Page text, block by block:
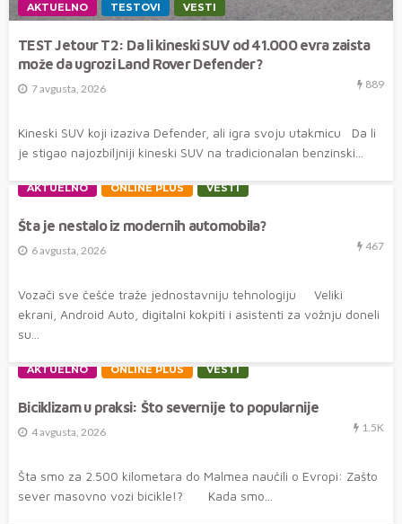
AKTUELNO TESTOVI VESTI
TEST Jetour T2: Da li kineski SUV od 41.000 evra zaista
može da ugrozi Land Rover Defender?
7 avgusta, 2026 889
Kineski SUV koji izaziva Defender, ali igra svoju utakmicu Da li
je stigao najozbiljniji kineski SUV na tradicionalan benzinski...
AKTUELNO ONLINE PLUS VESTI
Šta je nestalo iz modernih automobila?
6 avgusta, 2026 467
Vozači sve češće traže jednostavniju tehnologiju Veliki
ekrani, Android Auto, digitalni kokpiti i asistenti za vožnju doneli
su...
AKTUELNO ONLINE PLUS VESTI
Biciklizam u praksi: Što severnije to popularnije
4 avgusta, 2026 1.5K
Šta smo za 2.500 kilometara do Malmea naučili o Evropi: Zašto
sever masovno vozi bicikle!? Kada smo...